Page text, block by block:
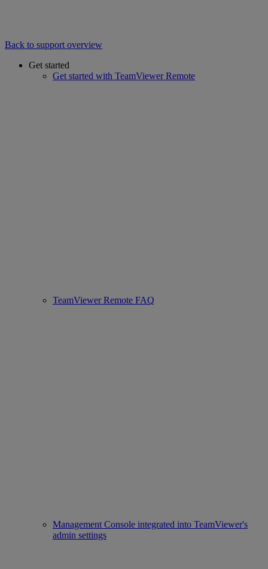
Back to support overview
Get started
Get started with TeamViewer Remote
TeamViewer Remote FAQ
Management Console integrated into TeamViewer's
admin settings